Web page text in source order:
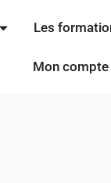
Les
Mon compte